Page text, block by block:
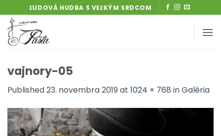
to
content
ĽUDOVÁ HUDBA S VEĽKÝM SRDCOM
vajnory-05
Published23. novembra 2019 at 1024 × 768 inGaléria